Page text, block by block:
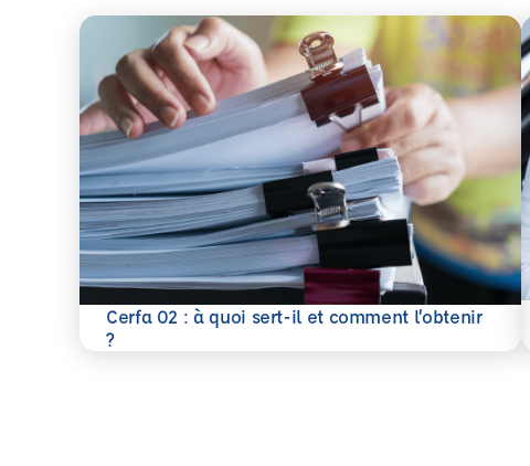
Cerfa 02 : à quoi sert-il et comment l’obtenir
?
En savoir plus